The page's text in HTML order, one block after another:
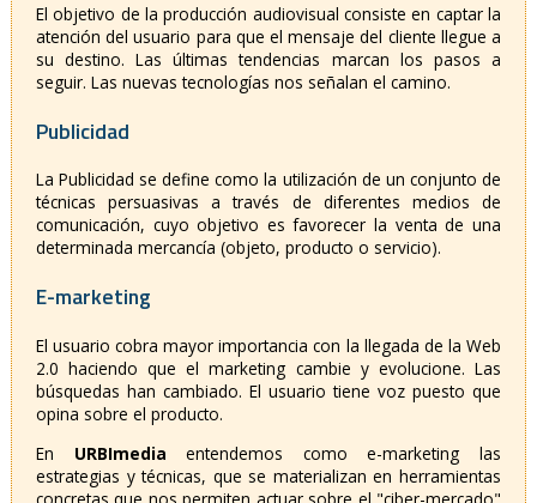
El objetivo de la producción audiovisual consiste en captar la
atención del usuario para que el mensaje del cliente llegue a
su destino. Las últimas tendencias marcan los pasos a
seguir. Las nuevas tecnologías nos señalan el camino.
Publicidad
La Publicidad se define como la utilización de un conjunto de
técnicas persuasivas a través de diferentes medios de
comunicación, cuyo objetivo es favorecer la venta de una
determinada mercancía (objeto, producto o servicio).
E-marketing
El usuario cobra mayor importancia con la llegada de la Web
2.0 haciendo que el marketing cambie y evolucione. Las
búsquedas han cambiado. El usuario tiene voz puesto que
opina sobre el producto.
En URBImedia entendemos como e-marketing las
estrategias y técnicas, que se materializan en herramientas